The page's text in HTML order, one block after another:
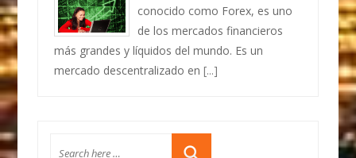
conocido como Forex, es uno
de los mercados financieros
más grandes y líquidos del mundo. Es un
mercado descentralizado en[...]